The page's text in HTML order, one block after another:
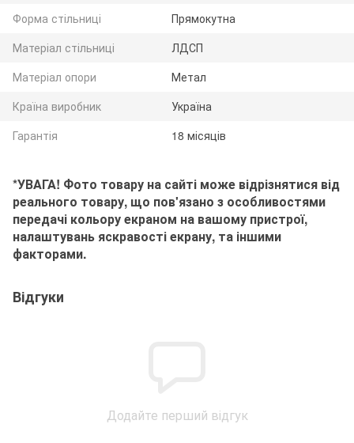
Форма стільниці
Прямокутна
Матеріал стільниці
ЛДСП
Матеріал опори
Метал
Країна виробник
Україна
Гарантія
18 місяців
*УВАГА! Фото товару на сайті може відрізнятися від
реального товару, що пов'язано з особливостями
передачі кольору екраном на вашому пристрої,
налаштувань яскравості екрану, та іншими
факторами.
Відгуки
Додайте перший відгук